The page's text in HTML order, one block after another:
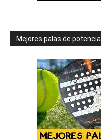
Mejores palas de potencia